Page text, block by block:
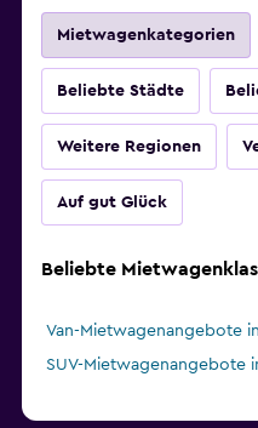
Mietwagenkategorien
Beliebte Städte
Weitere Regionen
Auf gut Glück
Beliebte
Van-Mietwagenangebote
SUV-Mietwagenangebote